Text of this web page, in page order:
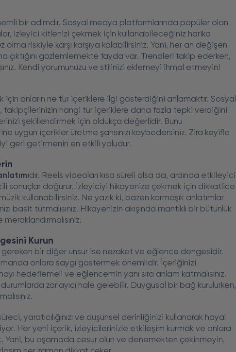
bir adımdır. Sosyal medya platformlarında popüler olan
izleyici kitlenizi çekmek için kullanabileceğiniz harika
olma riskiyle karşı karşıya kalabilirsiniz. Yani, her an değişen
çıktığını gözlemlemekte fayda var. Trendleri takip ederken,
Kendi yorumunuzu ve stilinizi eklemeyi ihmal etmeyin!
için onların ne tür içeriklere ilgi gösterdiğini anlamaktır. Sosyal
takipçilerinizin hangi tür içeriklere daha fazla tepki verdiğini
şekillendirmek için oldukça değerlidir. Bunu
uygun içerikler üretme şansınızı kaybedersiniz. Zira keyifle
geri getirmenin en etkili yoludur.
dır. Reels videoları kısa süreli olsa da, ardında etkileyici
sonuçlar doğurur. İzleyiciyi hikayenize çekmek için dikkatlice
kullanabilirsiniz. Ne yazık ki, bazen karmaşık anlatımlar
basit tutmalısınız. Hikayenizin akışında mantıklı bir bütünlük
Kurun
bir diğer unsur ise nezaket ve eğlence dengesidir.
onlara saygı göstermek önemlidir. İçeriğinizi
hedeflemeli ve eğlencemin yanı sıra anlam katmalısınız.
zorlayıcı hale gelebilir. Duygusal bir bağ kurulurken,
yaratıcılığınızı ve düşünsel derinliğinizi kullanarak hayal
Her yeni içerik, izleyicilerinizle etkileşim kurmak ve onlara
Yani, bu aşamada cesur olun ve denemekten çekinmeyin.